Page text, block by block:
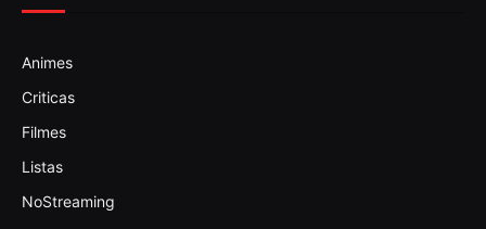
Animes
Criticas
Filmes
Listas
NoStreaming